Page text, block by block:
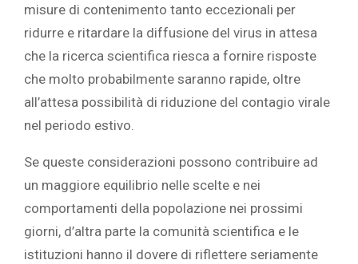
misure di contenimento tanto eccezionali per
ridurre e ritardare la diffusione del virus in attesa
che la ricerca scientifica riesca a fornire risposte
che molto probabilmente saranno rapide, oltre
all’attesa possibilità di riduzione del contagio virale
nel periodo estivo.
Se queste considerazioni possono contribuire ad
un maggiore equilibrio nelle scelte e nei
comportamenti della popolazione nei prossimi
giorni, d’altra parte la comunità scientifica e le
istituzioni hanno il dovere di riflettere seriamente